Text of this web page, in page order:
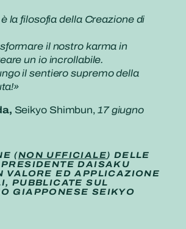
la filosofia della Creazione di
il nostro karma in
un io incrollabile.
il sentiero supremo della
Seikyo Shimbun, 17 giugno
(NON UFFICIALE) DELLE
DAISAKU
VALORE ED APPLICAZIONE
PUBBLICATE SUL
GIAPPONESE SEIKYO